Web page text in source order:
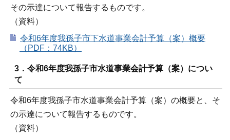
その示達について報告するものです。
（資料）
令和6年度我孫子市下水道事業会計予算（案）概要
（PDF：74KB）
3．令和6年度我孫子市水道事業会計予算（案）につい
て
令和6年度我孫子市水道事業会計予算（案）の概要と、そ
の示達について報告するものです。
（資料）